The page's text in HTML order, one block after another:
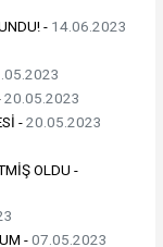
- 14.06.2023
20.05.2023
-20.05.2023
OLDU -
-07.05.2023